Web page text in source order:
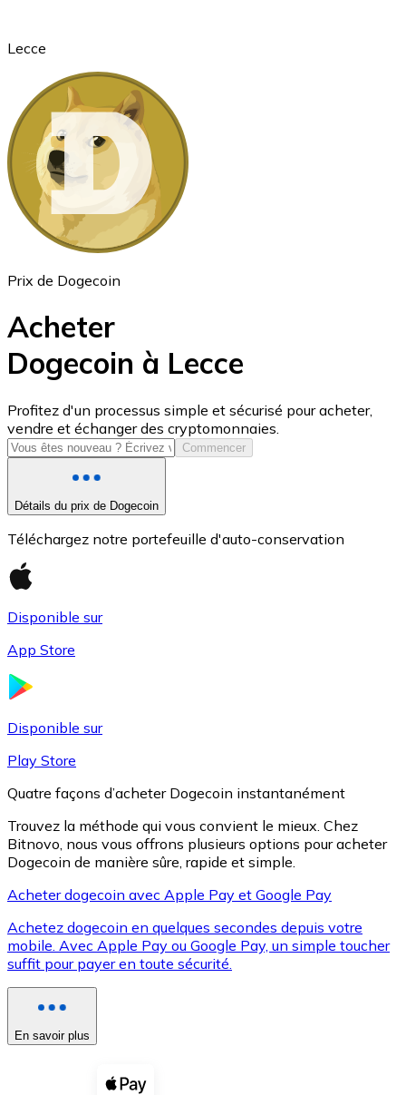
Ethereum
ETH
USD Coin
USDC
XRP
XRP
Voir toutes
Coupons crypto
Lecce
Prix de Dogecoin
Acheter
Dogecoin à Lecce
Profitez d'un processus simple et sécurisé pour acheter,
vendre et échanger des cryptomonnaies.
Commencer
Détails du prix de Dogecoin
Téléchargez notre portefeuille d'auto-conservation
Disponible sur
App Store
Disponible sur
Play Store
Quatre façons d’acheter Dogecoin instantanément
Trouvez la méthode qui vous convient le mieux. Chez
Bitnovo, nous vous offrons plusieurs options pour acheter
Dogecoin de manière sûre, rapide et simple.
Acheter dogecoin avec Apple Pay et Google Pay
Achetez dogecoin en quelques secondes depuis votre
mobile. Avec Apple Pay ou Google Pay, un simple toucher
suffit pour payer en toute sécurité.
En savoir plus